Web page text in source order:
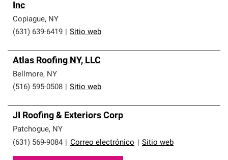
Inc
Copiague, NY
(631) 639-6419
Sitio web
Atlas Roofing NY, LLC
Bellmore, NY
(516) 595-0508
Sitio web
JI Roofing & Exteriors Corp
Patchogue, NY
(631) 569-9084
Correo electrónico Sitio web